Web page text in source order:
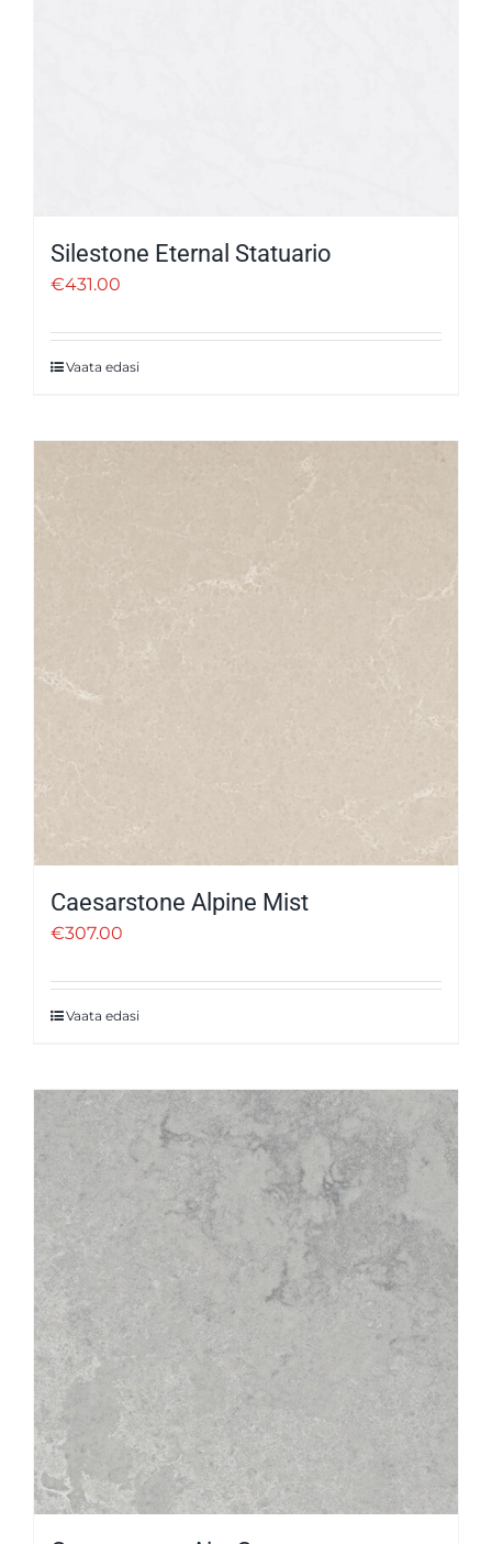
Silestone Eternal Statuario
€431.00
Vaata edasi
Caesarstone Alpine Mist
€307.00
Vaata edasi